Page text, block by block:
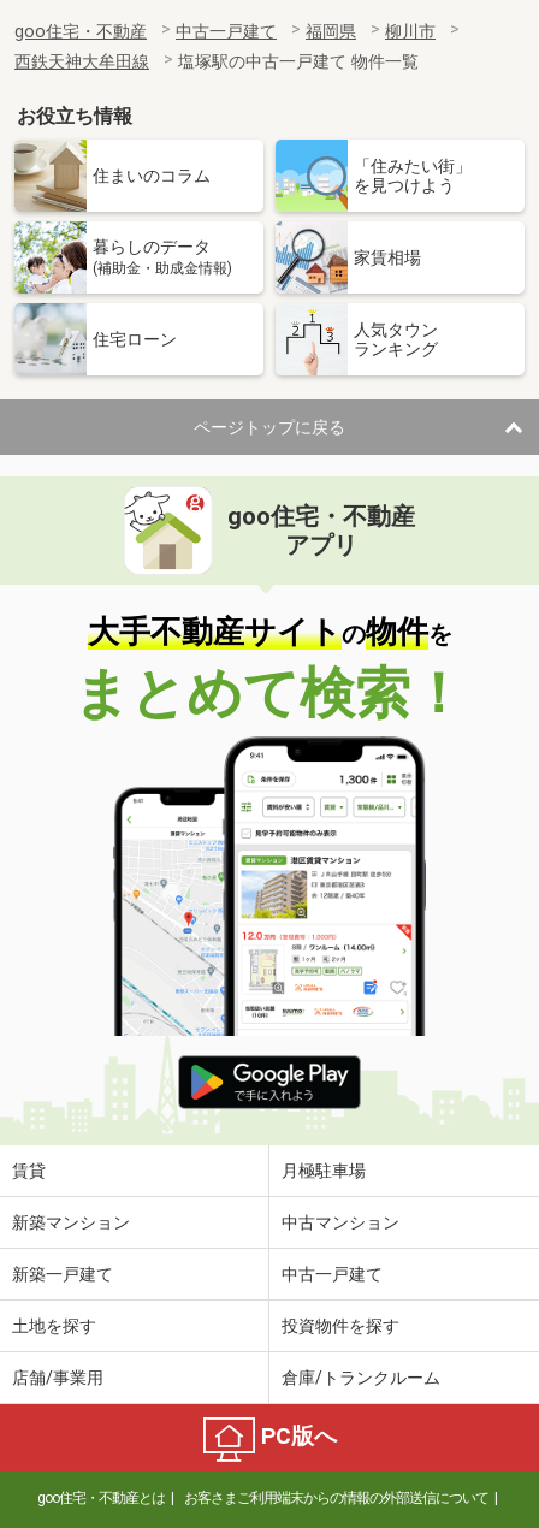
goo住宅・不動産 中古一戸建て 福岡県
柳川市
西鉄天神大牟田線
塩塚駅の中古一戸建て 物件一覧
お役立ち情報
住まいのコラム
「住みたい街」
を見つけよう
暮らしのデータ
(補助金・助成金情報)
家賃相場
住宅ローン
人気タウン
ランキング
ページトップに戻る
goo住宅・不動産
アプリ
大手不動産サイトの物件を
まとめて検索！
賃貸 月極駐車場
新築マンション 中古マンション
新築一戸建て 中古一戸建て
土地を探す 投資物件を探す
店舗/事業用 倉庫/トランクルーム
PC版へ
goo住宅・不動産とは お客さまご利用端末からの情報の外部送信について